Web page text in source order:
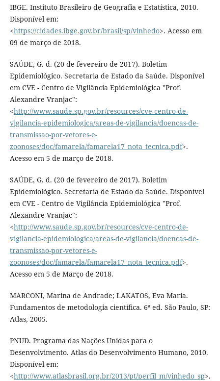
IBGE. Instituto Brasileiro de Geografia e Estatística, 2010.
Disponível em:
<https://cidades.ibge.gov.br/brasil/sp/vinhedo>. Acesso em
09 de março de 2018.
SAÚDE, G. d. (20 de fevereiro de 2017). Boletim
Epidemiológico. Secretaria de Estado da Saúde. Disponível
em CVE - Centro de Vigilância Epidemiológica "Prof.
Alexandre Vranjac":
<http://www.saude.sp.gov.br/resources/cve-centro-de-
vigilancia-epidemiologica/areas-de-vigilancia/doencas-de-
transmissao-por-vetores-e-
zoonoses/doc/famarela/famarela17_nota_tecnica.pdf>.
Acesso em 5 de março de 2018.
SAÚDE, G. d. (20 de fevereiro de 2017). Boletim
Epidemiológico. Secretaria de Estado da Saúde. Disponível
em CVE - Centro de Vigilância Epidemiológica "Prof.
Alexandre Vranjac":
<http://www.saude.sp.gov.br/resources/cve-centro-de-
vigilancia-epidemiologica/areas-de-vigilancia/doencas-de-
transmissao-por-vetores-e-
zoonoses/doc/famarela/famarela17_nota_tecnica.pdf>.
Acesso em 5 de Março de 2018.
MARCONI, Marina de Andrade; LAKATOS, Eva Maria.
Fundamentos de metodologia científica. 6ª ed. São Paulo, SP:
Atlas, 2005.
PNUD. Programa das Nações Unidas para o
Desenvolvimento. Atlas do Desenvolvimento Humano, 2010.
Disponível em:
<http://www.atlasbrasil.org.br/2013/pt/perfil_m/vinhedo_sp>.